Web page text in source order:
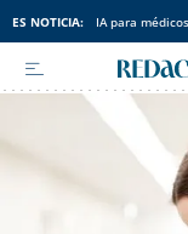
ES NOTICIA: IA para médicos